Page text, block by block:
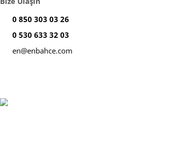
0 850 303 03 26
0 530 633 32 03
en@enbahce.com